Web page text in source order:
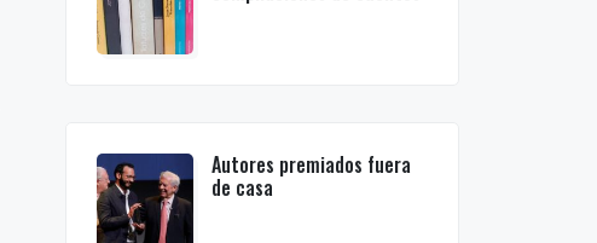
Autores premiados fuera
de casa